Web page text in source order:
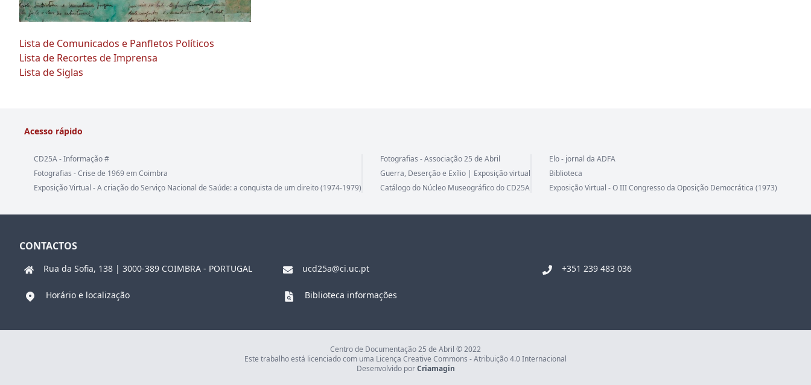
Lista de Comunicados e Panfletos Políticos
Lista de Recortes de Imprensa
Lista de Siglas
Acesso rápido
CD25A - Informação #
Fotografias - Crise de 1969 em Coimbra
Exposição Virtual - A criação do Serviço Nacional de Saúde: a conquista de um direito (1974-1979)
Fotografias - Associação 25 de Abril
Guerra, Deserção e Exílio | Exposição virtual
Catálogo do Núcleo Museográfico do CD25A
Elo - jornal da ADFA
Biblioteca
Exposição Virtual - O III Congresso da Oposição Democrática (1973)
CONTACTOS
Rua da Sofia, 138 | 3000-389 COIMBRA - PORTUGAL ucd25a@ci.uc.pt +351 239 483 036
Horário e localização Biblioteca informações
Centro de Documentação 25 de Abril © 2022
Este trabalho está licenciado com uma Licença Creative Commons - Atribuição 4.0 Internacional
Desenvolvido por Criamagin